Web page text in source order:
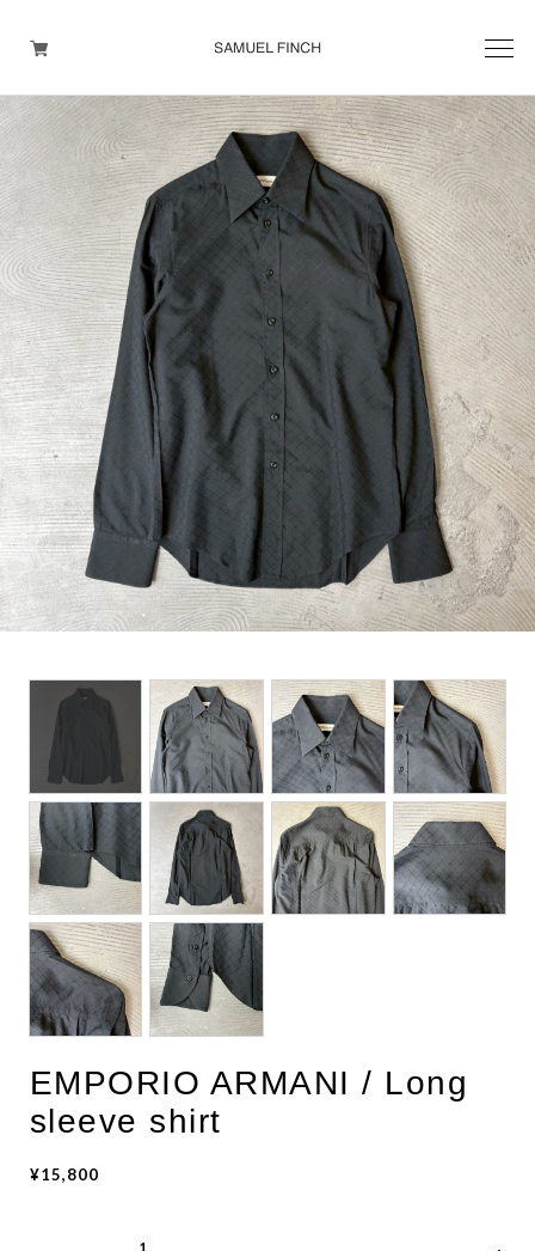
Men's
Maison Martin Margiela
Helmut Lang
Yohji Yamamoto
Other brands
TOPS
OUTER WEAR
BOTTOMS
DESIGNERS ARCHIVES
EMPORIO ARMANI / Long
sleeve shirt
¥15,800